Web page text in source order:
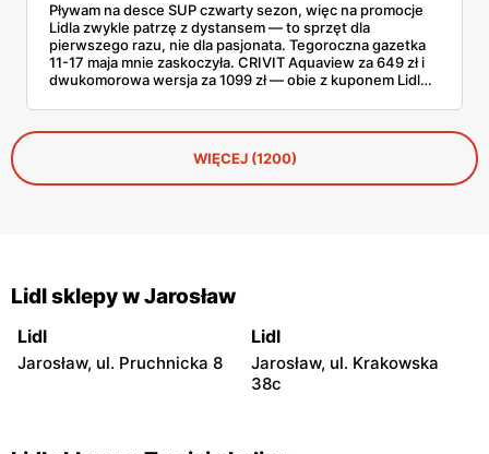
Pływam na desce SUP czwarty sezon, więc na promocje
Lidla zwykle patrzę z dystansem — to sprzęt dla
pierwszego razu, nie dla pasjonata. Tegoroczna gazetka
11-17 maja mnie zaskoczyła. CRIVIT Aquaview za 649 zł i
dwukomorowa wersja za 1099 zł — obie z kuponem Lidl
nośność, a do tego, jak wypadają wobec tańszych modeli
z Decathlonu.
WIĘCEJ (1200)
Lidl sklepy w Jarosław
Lidl
Jarosław, ul. Pruchnicka 8
Lidl
Jarosław, ul. Krakowska
38c